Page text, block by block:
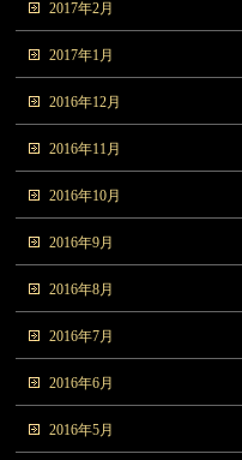
2017年2月
2017年1月
2016年12月
2016年11月
2016年10月
2016年9月
2016年8月
2016年7月
2016年6月
2016年5月